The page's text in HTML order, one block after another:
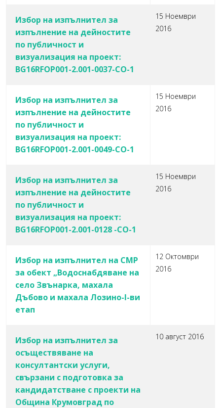
Избор на изпълнител за
изпълнение на дейностите
по публичност и
визуализация на проект:
BG16RFOP001-2.001-0037-СО-1
15 Ноември
2016
Избор на изпълнител за
изпълнение на дейностите
по публичност и
визуализация на проект:
BG16RFOP001-2.001-0049-СО-1
15 Ноември
2016
Избор на изпълнител за
изпълнение на дейностите
по публичност и
визуализация на проект:
BG16RFOP001-2.001-0128 -СО-1
15 Ноември
2016
Избор на изпълнител на СМР
за обект „Водоснабдяване на
село Звънарка, махала
Дъбово и махала Лозино-I-ви
етап
12 Октомври
2016
Избор на изпълнител за
осъществяване на
консултантски услуги,
свързани с подготовка за
кандидатстване с проекти на
Община Крумовград по
10 август 2016